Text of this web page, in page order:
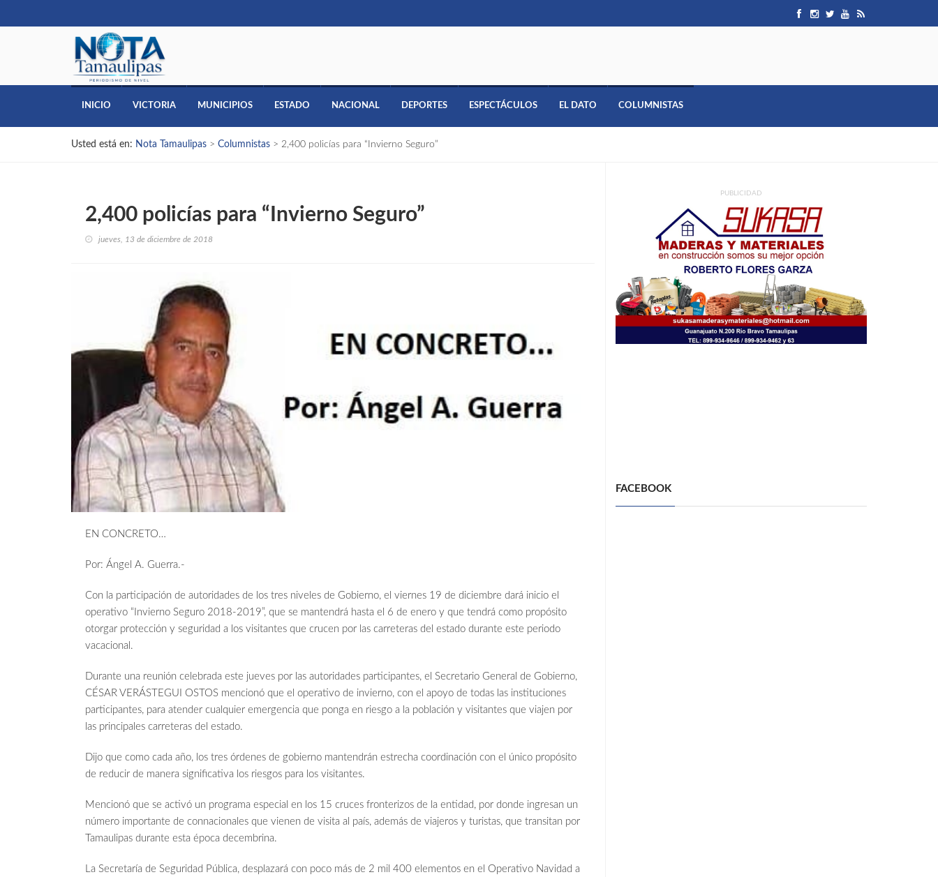
INICIO VICTORIA MUNICIPIOS ESTADO NACIONAL DEPORTES ESPECTÁCULOS EL DATO COLUMNISTAS
Usted está en: Nota Tamaulipas > Columnistas > 2,400 policías para “Invierno Seguro”
2,400 policías para “Invierno Seguro”
jueves, 13 de diciembre de 2018
EN CONCRETO…
Por: Ángel A. Guerra.-
Con la participación de autoridades de los tres niveles de Gobierno, el viernes 19 de diciembre dará inicio el
operativo “Invierno Seguro 2018-2019”, que se mantendrá hasta el 6 de enero y que tendrá como propósito
otorgar protección y seguridad a los visitantes que crucen por las carreteras del estado durante este periodo
vacacional.
Durante una reunión celebrada este jueves por las autoridades participantes, el Secretario General de Gobierno,
CÉSAR VERÁSTEGUI OSTOS mencionó que el operativo de invierno, con el apoyo de todas las instituciones
participantes, para atender cualquier emergencia que ponga en riesgo a la población y visitantes que viajen por
las principales carreteras del estado.
Dijo que como cada año, los tres órdenes de gobierno mantendrán estrecha coordinación con el único propósito
de reducir de manera significativa los riesgos para los visitantes.
Mencionó que se activó un programa especial en los 15 cruces fronterizos de la entidad, por donde ingresan un
número importante de connacionales que vienen de visita al país, además de viajeros y turistas, que transitan por
Tamaulipas durante esta época decembrina.
La Secretaría de Seguridad Pública, desplazará con poco más de 2 mil 400 elementos en el Operativo Navidad a
PUBLICIDAD
FACEBOOK